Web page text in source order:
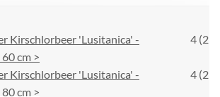
Kirschlorbeer 'Lusitanica' -
cm >
4 (25
Kirschlorbeer 'Lusitanica' -
cm >
4 (25